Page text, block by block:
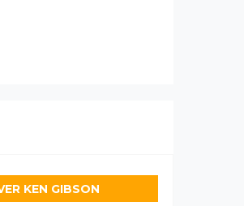
KEN GIBSON